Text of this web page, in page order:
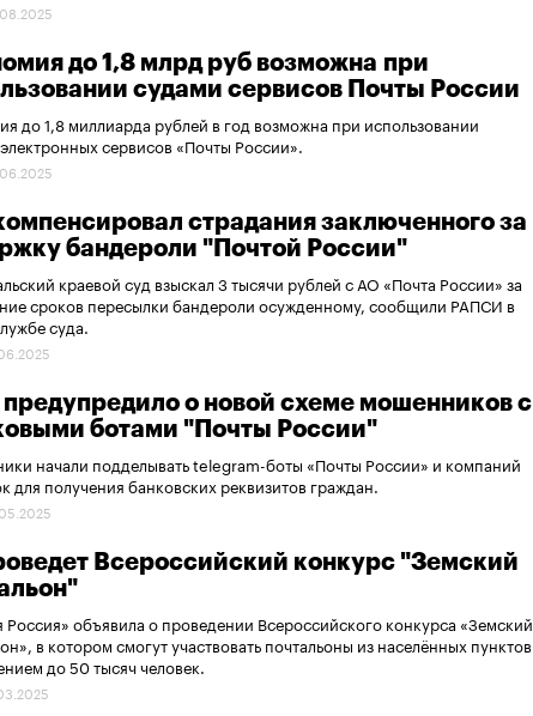
до 1,8 млрд руб возможна при
судами сервисов Почты России
до 1,8 миллиарда рублей в год возможна при использовании
сервисов «Почты России».
страдания заключенного за
бандероли "Почтой России"
краевой суд взыскал 3 тысячи рублей с АО «Почта России» за
сроков пересылки бандероли осужденному, сообщили РАПСИ в
суда.
о новой схеме мошенников с
ботами "Почты России"
начали подделывать telegram-боты «Почты России» и компаний
для получения банковских реквизитов граждан.
Всероссийский конкурс "Земский
Россия» объявила о проведении Всероссийского конкурса «Земский
в котором смогут участвовать почтальоны из населённых пунктов
до 50 тысяч человек.